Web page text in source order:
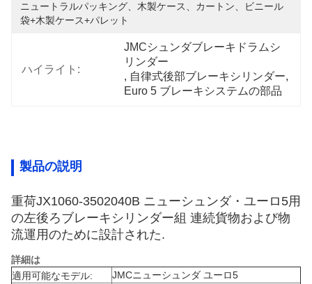
ニュートラルパッキング、木製ケース、カートン、ビニール
袋+木製ケース+パレット
ハイライト:
JMCシュンダブレーキドラムシ
リンダー
, 自律式後部ブレーキシリンダー
Euro 5 ブレーキシステムの部品
製品の説明
重荷JX1060-3502040B ニューシュンダ・ユーロ5用
の左後ろブレーキシリンダー組 連続貨物および物
流運用のために設計された.
詳細は
適用可能なモデル:
JMCニューシュンダ ユーロ5